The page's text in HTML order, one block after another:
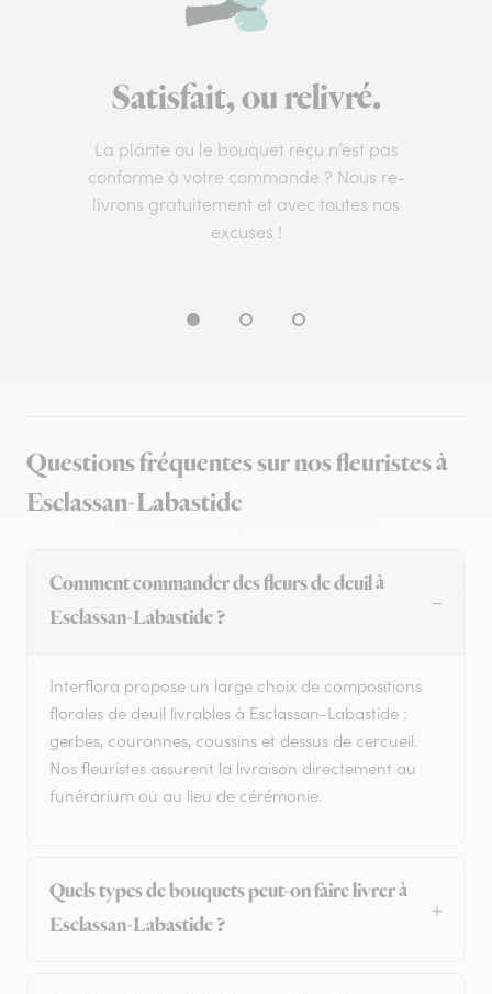
Satisfait, ou relivré.
La plante ou le bouquet reçu n’est pas
conforme à votre commande ? Nous re-
livrons gratuitement et avec toutes nos
excuses !
Questions fréquentes sur nos fleuristes à
Esclassan-Labastide
Comment commander des fleurs de deuil à
Esclassan-Labastide ?
Interflora propose un large choix de compositions
florales de deuil livrables à Esclassan-Labastide :
gerbes, couronnes, coussins et dessus de cercueil.
Nos fleuristes assurent la livraison directement au
funérarium ou au lieu de cérémonie.
Quels types de bouquets peut-on faire livrer à
Esclassan-Labastide ?